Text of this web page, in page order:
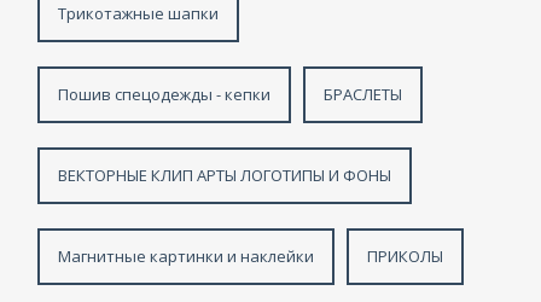
Трикотажные шапки
Пошив спецодежды - кепки БРАСЛЕТЫ
ВЕКТОРНЫЕ КЛИП АРТЫ ЛОГОТИПЫ И ФОНЫ
Магнитные картинки и наклейки ПРИКОЛЫ